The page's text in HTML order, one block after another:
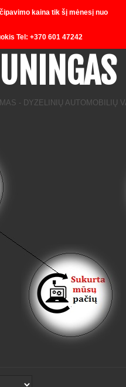
kaina tik šį mėnesį nuo
Tel: +370 601 47242
- DYZELINIŲ AUTOMOBILIŲ